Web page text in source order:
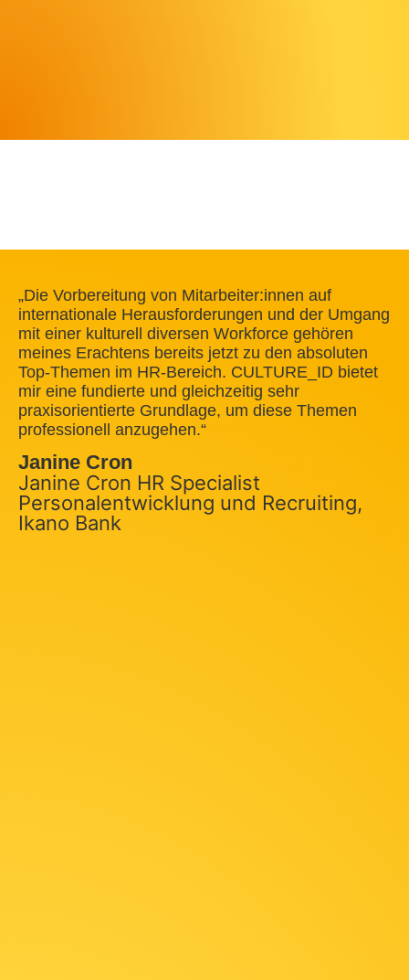
„Die Vorbereitung von Mitarbeiter:innen auf
internationale Herausforderungen und der Umgang
mit einer kulturell diversen Workforce gehören
meines Erachtens bereits jetzt zu den absoluten
Top-Themen im HR-Bereich. CULTURE_ID bietet
mir eine fundierte und gleichzeitig sehr
praxisorientierte Grundlage, um diese Themen
professionell anzugehen.“
Janine Cron
Janine Cron HR Specialist
Personalentwicklung und Recruiting,
Ikano Bank